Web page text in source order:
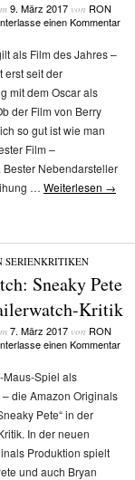
9. März 2017von RON
einen Kommentar
als Film des Jahres –
erst seit der
mit dem Oscar als
der Film von Berry
so gut ist wie man
Film –
Nebendarsteller
… Weiterlesen →
/SERIENKRITIKEN
Sneaky Pete
Kritik
7. März 2017von RON
einen Kommentar
Maus-Spiel als
die Amazon Originals
Pete“ in der
In der neuen
Produktion spielt
und auch Bryan